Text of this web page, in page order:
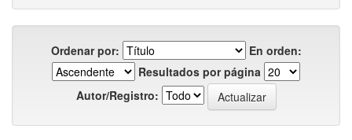
Ordenar por:
En orden:
Resultados por página
Autor/Registro: